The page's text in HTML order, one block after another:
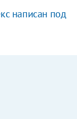
написан под